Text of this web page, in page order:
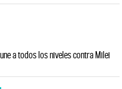
a todos los niveles contra Milei